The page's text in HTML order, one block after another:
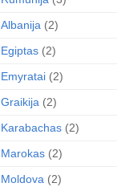
Albanija (2)
Egiptas (2)
Emyratai (2)
Graikija (2)
Karabachas (2)
Marokas (2)
Moldova (2)